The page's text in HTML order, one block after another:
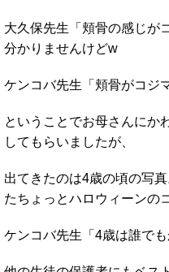
大久保先生「頬骨の感じが
分かりませんけどw
ケンコバ先生「頬骨がコジ
ということでお母さんにか
してもらいましたが、
出てきたのは4歳の頃の写
たちょっとハロウィーンの
ケンコバ先生「4歳は誰でも